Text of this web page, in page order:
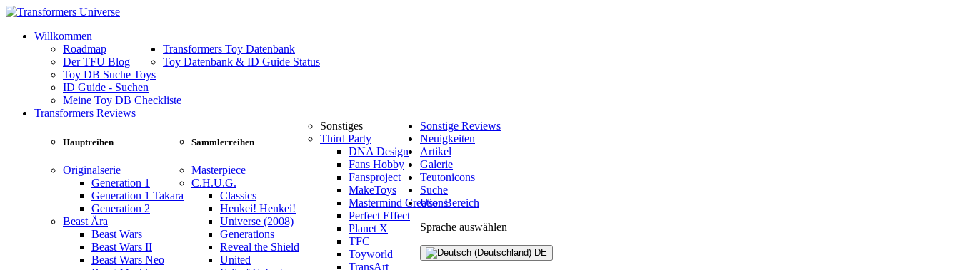
Willkommen
Roadmap
Der TFU Blog
Transformers Toy Datenbank
Toy Datenbank & ID Guide Status
Toy DB Suche Toys
ID Guide - Suchen
Meine Toy DB Checkliste
Transformers Reviews
Hauptreihen
Originalserie
Generation 1
Generation 1 Takara
Generation 2
Beast Ära
Beast Wars
Beast Wars II
Beast Wars Neo
Sammlerreihen
Masterpiece
C.H.U.G.
Classics
Henkei! Henkei!
Universe (2008)
Generations
Reveal the Shield
United
Sonstiges
Third Party
DNA Design
Fans Hobby
Fansproject
MakeToys
Mastermind Creations
Perfect Effect
Planet X
TFC
Toyworld
TransArt
Sonstige Reviews
Neuigkeiten
Artikel
Galerie
Teutonicons
Suche
User Bereich
Sprache auswählen
DE